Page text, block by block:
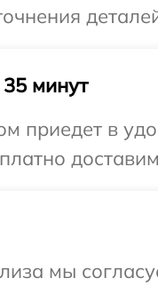
минут
приедет в
мы